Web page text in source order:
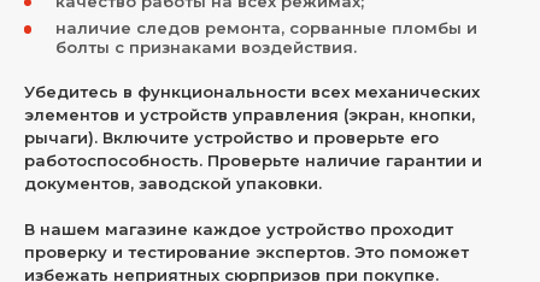
наличие следов ремонта, сорванные пломбы и
болты с признаками воздействия.
Убедитесь в функциональности всех механических
элементов и устройств управления (экран, кнопки,
рычаги). Включите устройство и проверьте его
работоспособность. Проверьте наличие гарантии и
документов, заводской упаковки.
В нашем магазине каждое устройство проходит
проверку и тестирование экспертов. Это поможет
избежать неприятных сюрпризов при покупке.